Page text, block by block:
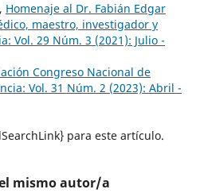
Homenaje al Dr. Fabián Edgar
maestro, investigador y
Vol. 29 Núm. 3 (2021): Julio -
Congreso Nacional de
Vol. 31 Núm. 2 (2023): Abril -
para este artículo.
mismo autor/a